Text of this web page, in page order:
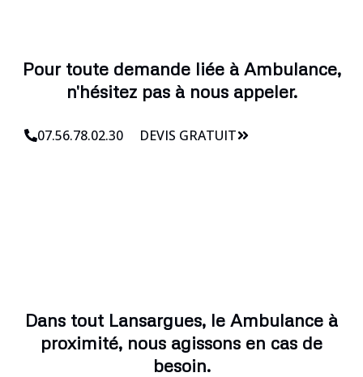
Pour toute demande liée à Ambulance,
n'hésitez pas à nous appeler.
07.56.78.02.30 DEVIS GRATUIT
Dans tout Lansargues, le Ambulance à
proximité, nous agissons en cas de
besoin.